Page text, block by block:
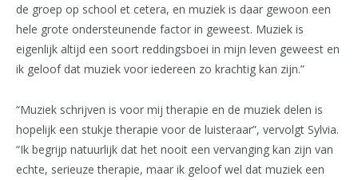
de groep op school et cetera, en muziek is daar gewoon een
hele grote ondersteunende factor in geweest. Muziek is
eigenlijk altijd een soort reddingsboei in mijn leven geweest en
ik geloof dat muziek voor iedereen zo krachtig kan zijn.”
“Muziek schrijven is voor mij therapie en de muziek delen is
hopelijk een stukje therapie voor de luisteraar”, vervolgt Sylvia.
“Ik begrijp natuurlijk dat het nooit een vervanging kan zijn van
echte, serieuze therapie, maar ik geloof wel dat muziek een